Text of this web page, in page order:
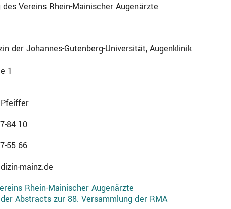
Vereins Rhein-Mainischer Augenärzte
der Johannes-Gutenberg-Universität, Augenklinik
1
84 10
55 66
mainz.de
Rhein-Mainischer Augenärzte
Abstracts zur 88. Versammlung der RMA